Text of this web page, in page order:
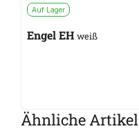
Auf Lager
Engel EH weiß
Ähnliche Artikel